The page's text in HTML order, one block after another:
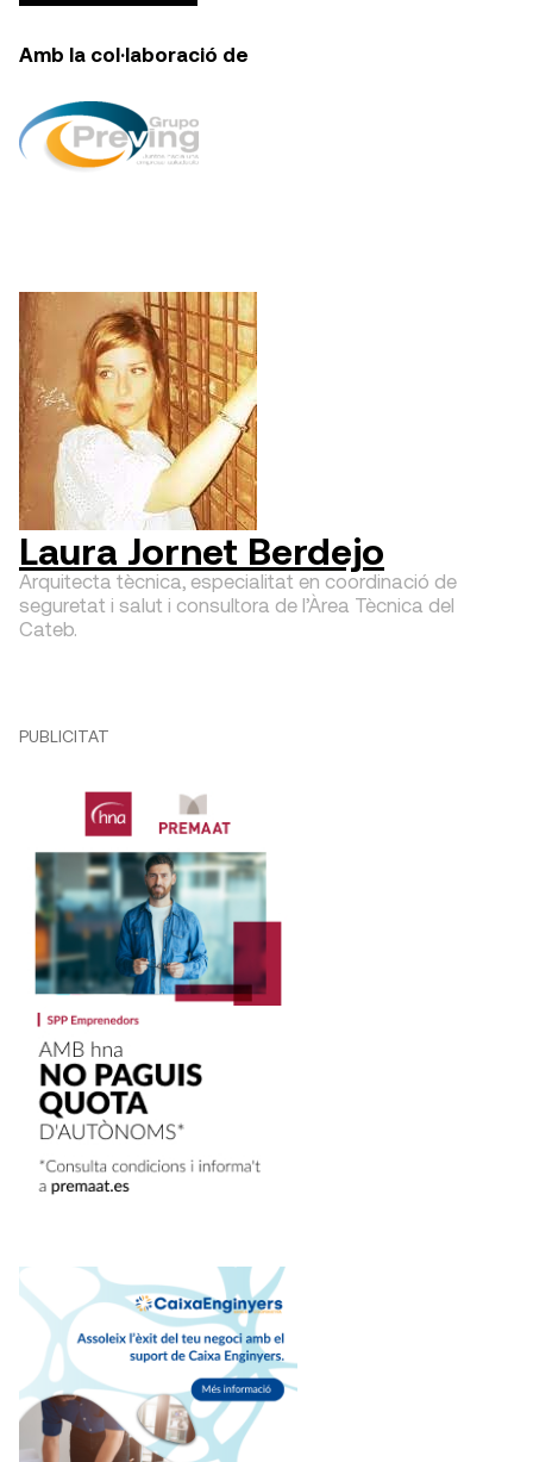
Amb la col·laboració de
Laura Jornet Berdejo
Arquitecta tècnica, especialitat en coordinació de
seguretat i salut i consultora de l’Àrea Tècnica del
Cateb.
PUBLICITAT